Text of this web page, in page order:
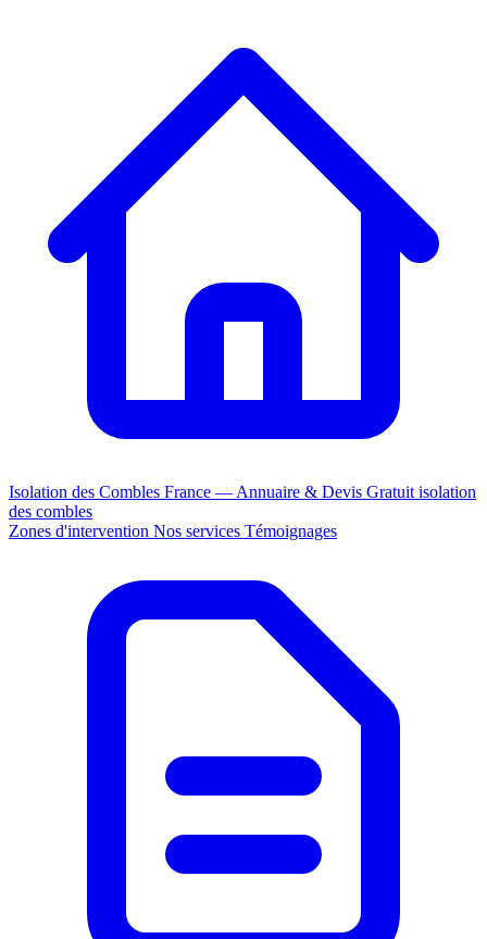
Isolation des Combles France — Annuaire & Devis Gratuit isolation
des combles
Zones d'intervention Nos services Témoignages